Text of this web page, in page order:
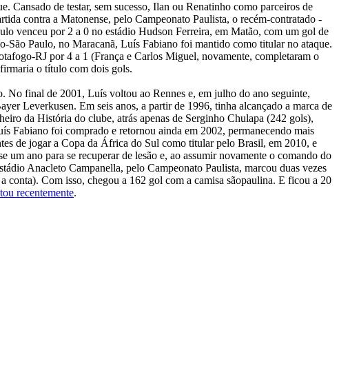
Cansado de testar, sem sucesso, Ilan ou Renatinho como parceiros de
contra a Matonense, pelo Campeonato Paulista, o recém-contratado -
venceu por 2 a 0 no estádio Hudson Ferreira, em Matão, com um gol de
Paulo, no Maracanã, Luís Fabiano foi mantido como titular no ataque.
RJ por 4 a 1 (França e Carlos Miguel, novamente, completaram o
o título com dois gols.
No final de 2001, Luís voltou ao Rennes e, em julho do ano seguinte,
Leverkusen. Em seis anos, a partir de 1996, tinha alcançado a marca de
da História do clube, atrás apenas de Serginho Chulapa (242 gols),
Fabiano foi comprado e retornou ainda em 2002, permanecendo mais
de jogar a Copa da África do Sul como titular pelo Brasil, em 2010, e
um ano para se recuperar de lesão e, ao assumir novamente o comando do
Anacleto Campanella, pelo Campeonato Paulista, marcou duas vezes
Com isso, chegou a 162 gol com a camisa sãopaulina. E ficou a 20
recentemente.